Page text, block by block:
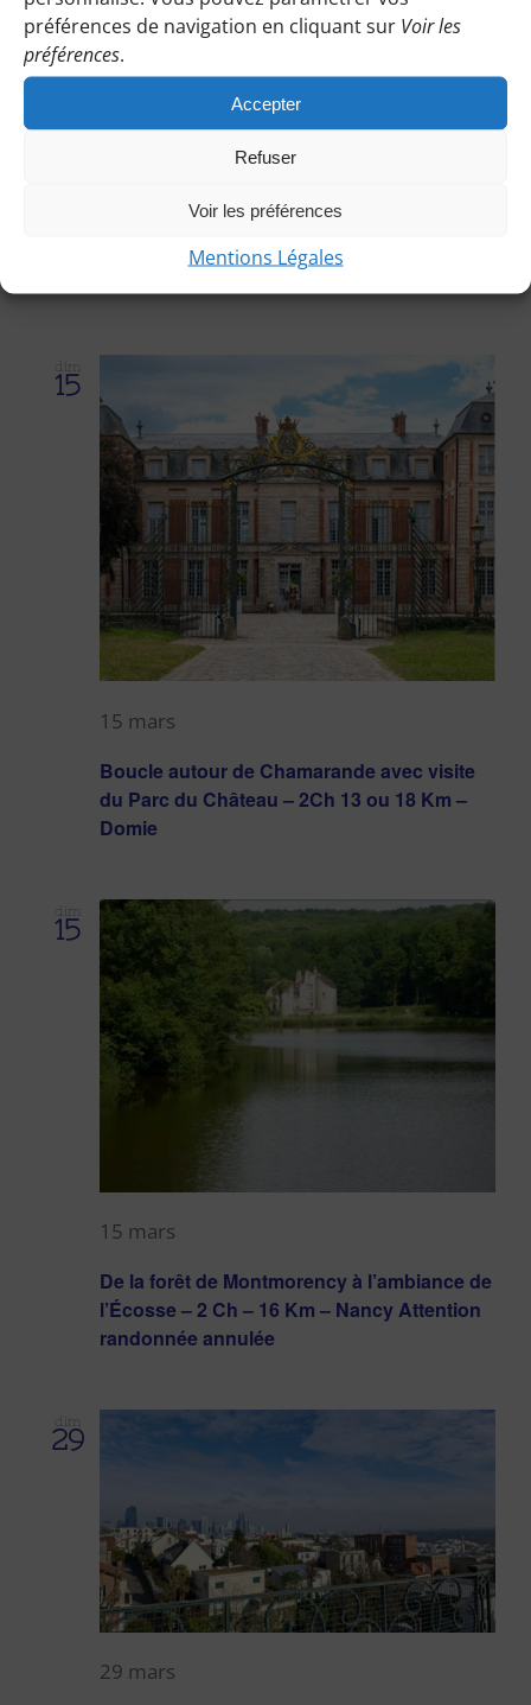
préférences de navigation en cliquant sur Voir les
préférences.
Accepter
Refuser
Voir les préférences
Mentions Légales
Autour des étangs St Genest et Braque – 2
ch – 17 km – Domie Attention Randonnée
dim
15
Boucle autour de Chamarande avec visite
du Parc du Château – 2Ch 13 ou 18 Km –
Domie
15 mars
dim
15
De la forêt de Montmorency à l’ambiance de
l’Écosse – 2 Ch – 16 Km – Nancy Attention
randonnée annulée
15 mars
dim
29
29 mars